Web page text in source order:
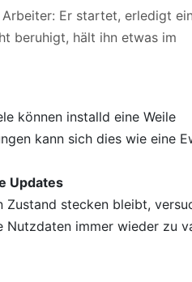
Er startet, erledigt
beruhigt, hält ihn etwas im
können installd eine Weile
kann sich dies wie eine
Updates
Zustand stecken bleibt,
Nutzdaten immer wieder zu